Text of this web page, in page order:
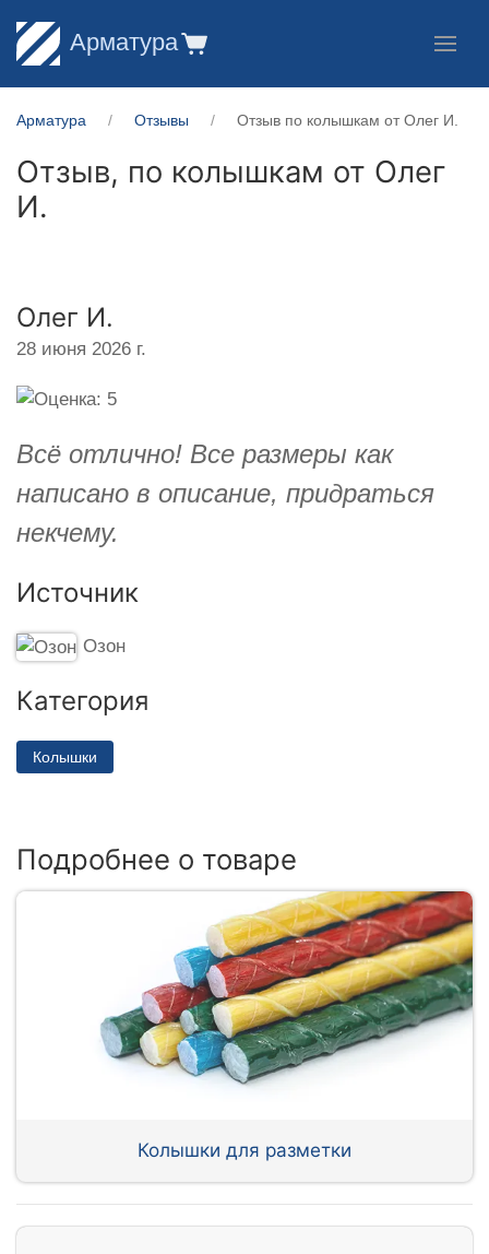
Арматура
Арматура Отзывы Отзыв по колышкам от Олег И.
Отзыв, по колышкам от Олег
И.
Олег И.
28 июня 2026 г.
Всё отлично! Все размеры как
написано в описание, придраться
некчему.
Источник
Озон
Категория
Колышки
Подробнее о товаре
Колышки для разметки